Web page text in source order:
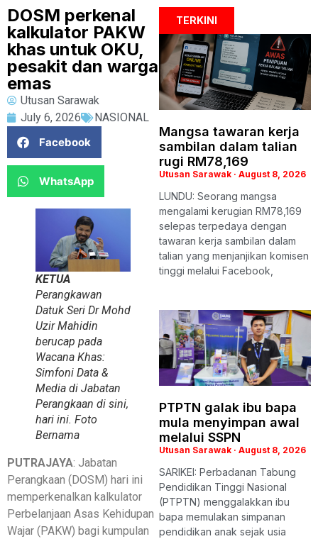
DOSM perkenal
kalkulator PAKW
khas untuk OKU,
pesakit dan warga
emas
Utusan Sarawak
July 6, 2026
NASIONAL
Facebook
WhatsApp
KETUA
Perangkawan
Datuk Seri Dr Mohd
Uzir Mahidin
berucap pada
Wacana Khas:
Simfoni Data &
Media di Jabatan
Perangkaan di sini,
hari ini. Foto
Bernama
PUTRAJAYA: Jabatan
Perangkaan (DOSM) hari ini
memperkenalkan kalkulator
Perbelanjaan Asas Kehidupan
Wajar (PAKW) bagi kumpulan
TERKINI
Mangsa tawaran kerja
sambilan dalam talian
rugi RM78,169
Utusan Sarawak August 8, 2026
LUNDU: Seorang mangsa
mengalami kerugian RM78,169
selepas terpedaya dengan
tawaran kerja sambilan dalam
talian yang menjanjikan komisen
tinggi melalui Facebook,
PTPTN galak ibu bapa
mula menyimpan awal
melalui SSPN
Utusan Sarawak August 8, 2026
SARIKEI: Perbadanan Tabung
Pendidikan Tinggi Nasional
(PTPTN) menggalakkan ibu
bapa memulakan simpanan
pendidikan anak sejak usia